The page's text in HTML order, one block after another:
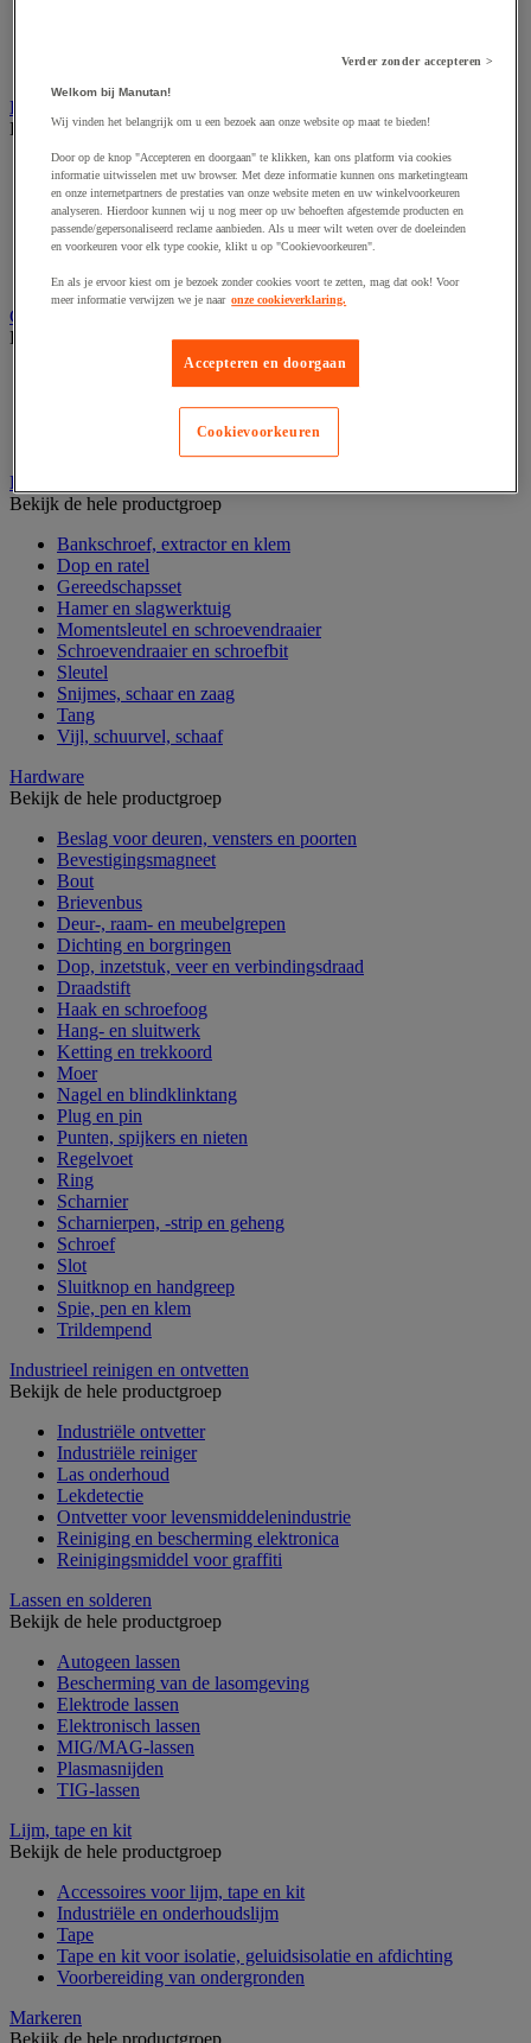
Elektrische toebehoren en verlichting
Bekijk de hele productgroep
Accessoires voor elektrisch schakelpaneel
Batterij, oplader en kabel
Elektrische kabel
Elektrische uitrusting
Verlengsnoer, stekkerdoos en kapelhaspel
Wandcontactdoos en schakelaar
Gereedschap opbergen
Bekijk de hele productgroep
Assortimentsdoos en gereedschapkoffer
Verrijdbare werktafel
Handgereedschap
Bekijk de hele productgroep
Bankschroef, extractor en klem
Dop en ratel
Gereedschapsset
Hamer en slagwerktuig
Momentsleutel en schroevendraaier
Schroevendraaier en schroefbit
Sleutel
Snijmes, schaar en zaag
Tang
Vijl, schuurvel, schaaf
Hardware
Bekijk de hele productgroep
Beslag voor deuren, vensters en poorten
Bevestigingsmagneet
Bout
Brievenbus
Deur-, raam- en meubelgrepen
Dichting en borgringen
Dop, inzetstuk, veer en verbindingsdraad
Draadstift
Haak en schroefoog
Hang- en sluitwerk
Ketting en trekkoord
Moer
Nagel en blindklinktang
Plug en pin
Punten, spijkers en nieten
Regelvoet
Ring
Scharnier
Scharnierpen, -strip en geheng
Schroef
Slot
Sluitknop en handgreep
Spie, pen en klem
Trildempend
Industrieel reinigen en ontvetten
Bekijk de hele productgroep
Industriële ontvetter
Industriële reiniger
Las onderhoud
Lekdetectie
Ontvetter voor levensmiddelenindustrie
Reiniging en bescherming elektronica
Reinigingsmiddel voor graffiti
Lassen en solderen
Bekijk de hele productgroep
Autogeen lassen
Bescherming van de lasomgeving
Elektrode lassen
Elektronisch lassen
MIG/MAG-lassen
Plasmasnijden
TIG-lassen
Lijm, tape en kit
Bekijk de hele productgroep
Accessoires voor lijm, tape en kit
Industriële en onderhoudslijm
Tape
Tape en kit voor isolatie, geluidsisolatie en afdichting
Voorbereiding van ondergronden
Markeren
Bekijk de hele productgroep
Verder zonder accepteren >
Welkom bij Manutan!
Wij vinden het belangrijk om u een bezoek aan onze website op maat te bieden!
Door op de knop "Accepteren en doorgaan" te klikken, kan ons platform via cookies
informatie uitwisselen met uw browser. Met deze informatie kunnen ons marketingteam
en onze internetpartners de prestaties van onze website meten en uw winkelvoorkeuren
analyseren. Hierdoor kunnen wij u nog meer op uw behoeften afgestemde producten en
passende/gepersonaliseerd reclame aanbieden. Als u meer wilt weten over de doeleinden
en voorkeuren voor elk type cookie, klikt u op "Cookievoorkeuren".
En als je ervoor kiest om je bezoek zonder cookies voort te zetten, mag dat ook! Voor
meer informatie verwijzen we je naar onze cookieverklaring.
Accepteren en doorgaan
Cookievoorkeuren